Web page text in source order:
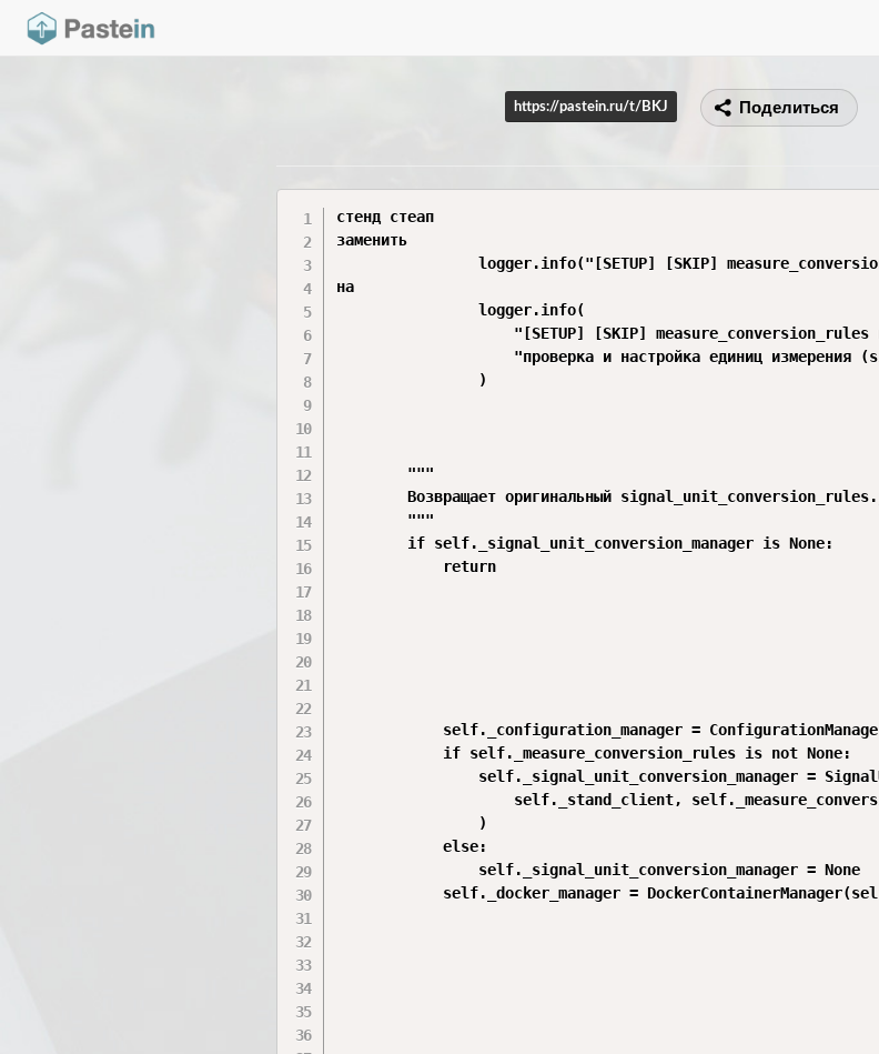
https://pastein.ru/t/BKJ Поделиться
стенд стеап
заменить
logger.info("[SETUP] [SKIP]
на
                logger.info(
"[SETUP] [SKIP] measure_conversion_rules
"проверка и настройка единиц измерения
                )
        """
Возвращает оригинальный
        """
        if self._signal_unit_conversion_manager is None:
            return
self._configuration_manager =
            if self._measure_conversion_rules is not None:
self._signal_unit_conversion_manager =
self._stand_client,
                )
            else:
                self._signal_unit_conversion_manager = None
self._docker_manager =